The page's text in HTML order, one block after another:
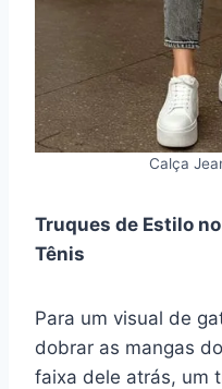
Calça
Truques de Estilo
Tênis
Para um visual de
dobrar as mangas do
faixa dele atrás, um